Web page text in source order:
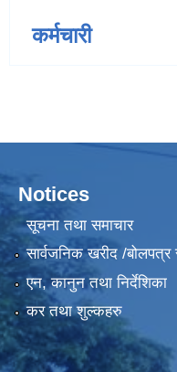
कर्मचारी
Notices
सूचना तथा समाचार
सार्वजनिक खरीद /बोलपत्र
एन, कानुन तथा निर्देशिका
कर तथा शुल्कहरु